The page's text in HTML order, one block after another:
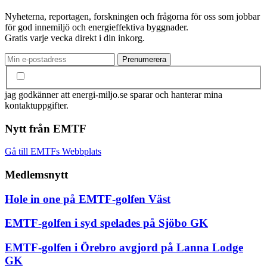
Nyheterna, reportagen, forskningen och frågorna för oss som jobbar
för god innemiljö och energieffektiva byggnader.
Gratis varje vecka direkt i din inkorg.
jag godkänner att energi-miljo.se sparar och hanterar mina
kontaktuppgifter.
Nytt från EMTF
Gå till EMTFs Webbplats
Medlemsnytt
Hole in one på EMTF-golfen Väst
EMTF-golfen i syd spelades på Sjöbo GK
EMTF-golfen i Örebro avgjord på Lanna Lodge
GK